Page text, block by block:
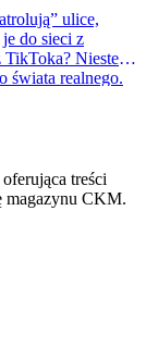
ulice,
do sieci z
Niestety
świata realnego.
treści
magazynu CKM.